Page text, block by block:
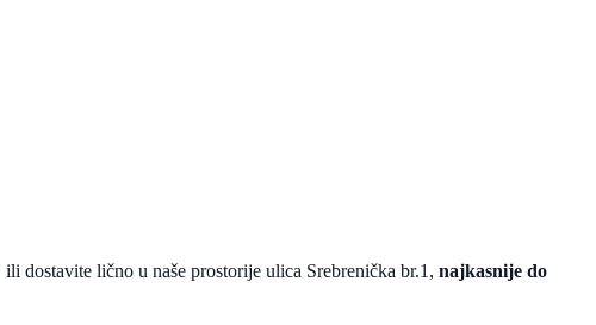
ili dostavite lično u naše prostorije ulica Srebrenička br.1, najkasnije do